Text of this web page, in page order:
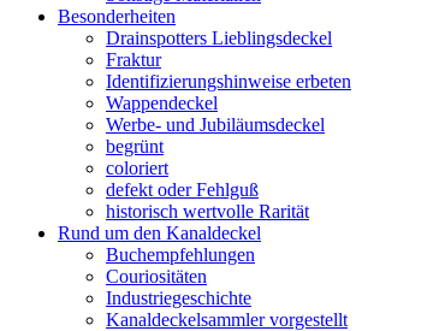
Besonderheiten
Drainspotters Lieblingsdeckel
Fraktur
Identifizierungshinweise erbeten
Wappendeckel
Werbe- und Jubiläumsdeckel
begrünt
coloriert
defekt oder Fehlguß
historisch wertvolle Rarität
Rund um den Kanaldeckel
Buchempfehlungen
Couriositäten
Industriegeschichte
Kanaldeckelsammler vorgestellt